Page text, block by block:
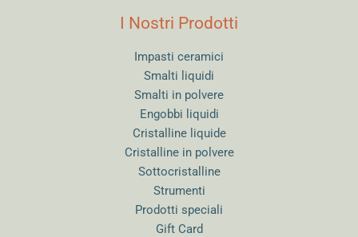
I Nostri Prodotti
Impasti ceramici
Smalti liquidi
Smalti in polvere
Engobbi liquidi
Cristalline liquide
Cristalline in polvere
Sottocristalline
Strumenti
Prodotti speciali
Gift Card